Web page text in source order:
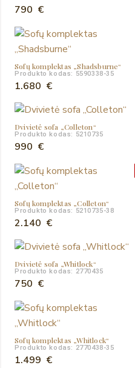
790 €
Sofų komplektas „Shadsburne“
Produkto kodas: 5590338-35
1.680 €
Dvivietė sofa „Colleton“
Produkto kodas: 5210735
990 €
Sofų komplektas „Colleton“
Produkto kodas: 5210735-38
2.140 €
Dvivietė sofa „Whitlock“
Produkto kodas: 2770435
750 €
Sofų komplektas „Whitlock“
Produkto kodas: 2770438-35
1.499 €